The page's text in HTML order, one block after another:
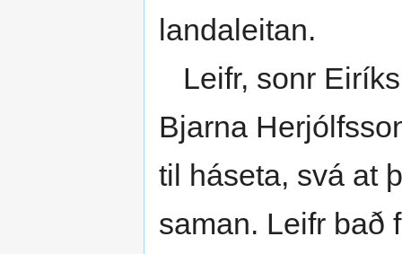
landaleitan.
Leifr, sonr
Bjarna
til háseta, svá at
saman. Leifr bað